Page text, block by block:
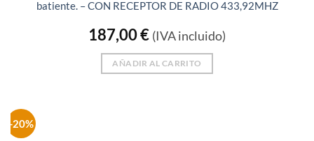
batiente. – CON RECEPTOR DE RADIO 433,92MHZ
187,00€ (IVA incluido)
AÑADIR AL CARRITO
-20%